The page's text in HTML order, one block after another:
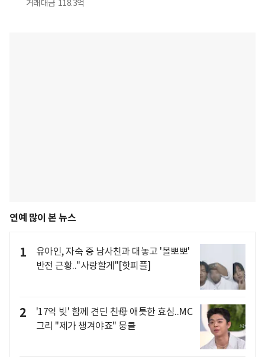
거래대금 118.3억
연예 많이 본 뉴스
1
유아인, 자숙 중 남사친과 대놓고 '볼뽀뽀'
반전 근황.."사랑할게"[핫피플]
2
'17억 빚' 함께 견딘 친母 애틋한 효심..MC
그리 "제가 챙겨야죠" 뭉클